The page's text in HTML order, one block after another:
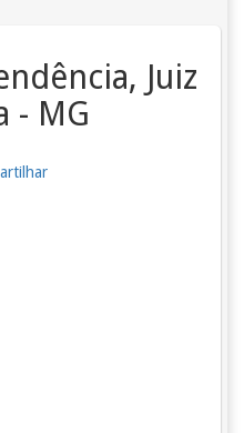
Juiz
- MG